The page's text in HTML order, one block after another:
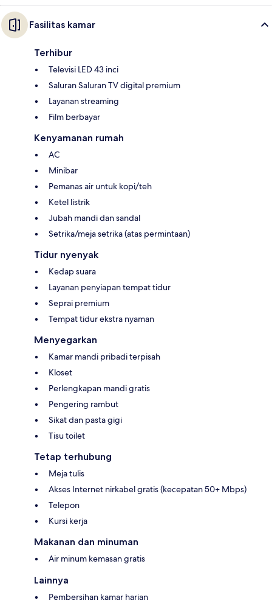
Fasilitas kamar
Terhibur
Televisi LED 43 inci
Saluran Saluran TV digital premium
Layanan streaming
Film berbayar
Kenyamanan rumah
AC
Minibar
Pemanas air untuk kopi/teh
Ketel listrik
Jubah mandi dan sandal
Setrika/meja setrika (atas permintaan)
Tidur nyenyak
Kedap suara
Layanan penyiapan tempat tidur
Seprai premium
Tempat tidur ekstra nyaman
Menyegarkan
Kamar mandi pribadi terpisah
Kloset
Perlengkapan mandi gratis
Pengering rambut
Sikat dan pasta gigi
Tisu toilet
Tetap terhubung
Meja tulis
Akses Internet nirkabel gratis (kecepatan 50+ Mbps)
Telepon
Kursi kerja
Makanan dan minuman
Air minum kemasan gratis
Lainnya
Pembersihan kamar harian